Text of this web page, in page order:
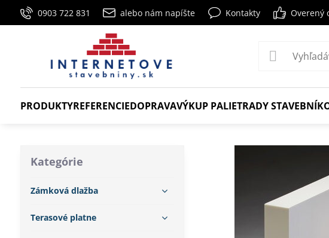
0903 722 831 alebo nám napíšte Kontakty Overený
PRODUKTYREFERENCIEDOPRAVAVÝKUP PALIETRADY
Kategórie
Zámková dlažba
Terasové platne